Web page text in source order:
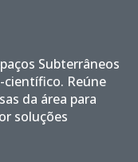
Subterrâneos
Reúne
da área para
soluções